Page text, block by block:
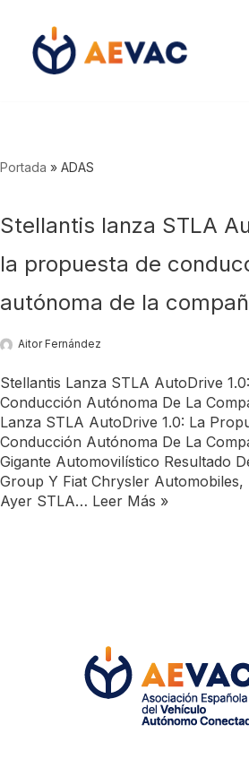
Saltar
Portada » ADAS
Stellantis lanza STLA
la propuesta de
autónoma de la
Aitor Fernández
Stellantis Lanza STLA AutoDrive
Conducción Autónoma De La
Lanza STLA AutoDrive 1.0: La
Conducción Autónoma De La
Gigante Automovilístico Resultado
Group Y Fiat Chrysler Automobiles,
Ayer STLA… Leer Más »